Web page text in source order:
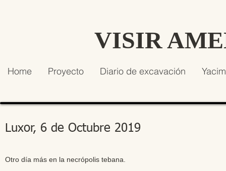
VISIR
Home Proyecto Diario de excavación
Luxor, 6 de Octubre 2019
Otro día más en la necrópolis tebana.